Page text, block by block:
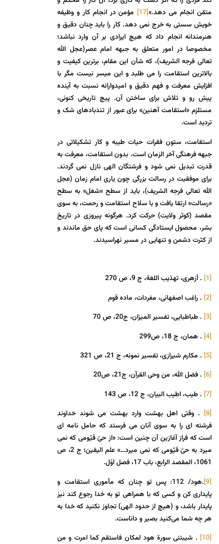
متقن انجام می دهد.»[17]
مؤمن در انجام کار و وظیفه
خویش سستی به خرج نمی دهد. کار را باید چنان دقیق و
هنرمندانه انجام داد که هیچ ایرادی بر آن وارد نباشد؛
مخصوصا در امور متعلق به جبهه امام عصر(عجل الله
تعالی فرجه الشریف)، که شأن این مقام، برترین کیفیت و
بالاترین استقامت را می طلبد و این میسر نیست مگر با
افزایش معرفت و فهم دقیق و امیدوارانه نسبت به آینده
پیش رو و تلاش برای ساختن آن. پیچ تاریخی کنونی،
مستلزم «استقامت آهنین» برای عبور از تندبادهای شک و
تردید است.
استقامت، ستون فقرات حیات طیبه و کار تشکیلاتی در
جبهه فرهنگی آخر الزمان است. بدون استقامت، معرفت به
قدرت تبدیل نمی شود و فرشتگان الهی نازل نمی گردند.
برای موفقیت در رسالت بزرگی چون یاری امام زمان (عجل
الله تعالی فرجه الشریف)، باید از سطح «شغل» به سطح
«رسالت» ارتقا یافت و با سلاح استقامت و رحمت، به سوی
مقصد (کوثر ولایت) حرکت کرد. هرگونه پیروزی در تاریخ
بشر، محصول ایستادگی کسانی است که پای حق ماندند و
از کثرت دشمن و تنهایی در مسیر نهراسیدند.
[1]
. أزهری، تهذيب اللغة، ج 9، ص 270
[2]
. راغب اصفهانی، مفردات، ماده قوم
[3]
. طباطبایی، تفسیر المیزان، ج20، ص 70
[4]
. همان، ج 18، ص299
[5]
. مکارم شیرازی، تفسیر نمونه، ج 21، ص 321
[6]
. فضل الله، من وحی القرآن، ج21، ص20
[7]
. طیب، اطیب البیان، ج 12، ص 143
[8]
. وقتی اهل بهشت وارد بهشت می شوند خداوند
فرشته ای را به سوی آنان می فرستد که حامل نامه ای
است که فراز آغازین آن چنین است: «از حیّ قیّومی که نمی
میرد به حیّ قیّومی که نمی میرد…» علم الیقین؛ ج 2، ص
1061، المقصد الرابع، باب 17، فصل اوّل.
[9]
.هود/ 112: پس تو چنان که مأموری استقامت و
پایداری کن و کسی که با همراهی تو به خدا رجوع کند نیز
پایدار باشد، و (هیچ از حدود الهی) تجاوز نکنید که خدا به
هر چه شما می‌کنید بصیر و داناست.
[10]
. شیبتنی سورة‏ هود لمکان فاستقم کما امرت و من